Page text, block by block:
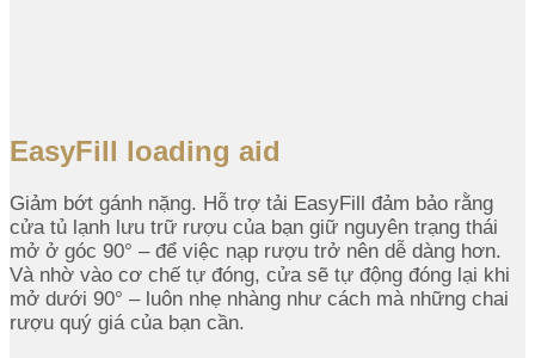
EasyFill loading aid
Giảm bớt gánh nặng. Hỗ trợ tải EasyFill đảm bảo rằng
cửa tủ lạnh lưu trữ rượu của bạn giữ nguyên trạng thái
mở ở góc 90° – để việc nạp rượu trở nên dễ dàng hơn.
Và nhờ vào cơ chế tự đóng, cửa sẽ tự động đóng lại khi
mở dưới 90° – luôn nhẹ nhàng như cách mà những chai
rượu quý giá của bạn cần.